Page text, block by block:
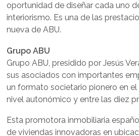
oportunidad de diseñar cada uno
interiorismo. Es una de las
nueva de ABU.
Grupo ABU
Grupo ABU, presidido por Jesús
sus asociados con importantes
un formato societario pionero en
nivel autonómico y entre las diez
Esta promotora inmobiliaria
de viviendas innovadoras en